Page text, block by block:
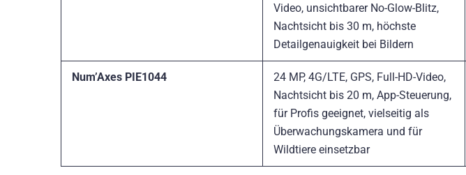
Video, unsichtbarer No-Glow-Blitz,
Nachtsicht bis 30 m, höchste
Detailgenauigkeit bei Bildern
Num’Axes PIE1044
24 MP, 4G/LTE, GPS, Full-HD-Video,
Nachtsicht bis 20 m, App-Steuerung,
für Profis geeignet, vielseitig als
Überwachungskamera und für
Wildtiere einsetzbar